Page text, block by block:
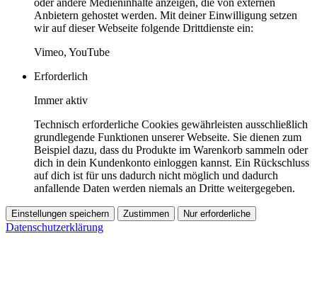
oder andere Medieninhalte anzeigen, die von externen
Anbietern gehostet werden. Mit deiner Einwilligung setzen
wir auf dieser Webseite folgende Drittdienste ein:
Vimeo, YouTube
Erforderlich
Immer aktiv
Technisch erforderliche Cookies gewährleisten ausschließlich
grundlegende Funktionen unserer Webseite. Sie dienen zum
Beispiel dazu, dass du Produkte im Warenkorb sammeln oder
dich in dein Kundenkonto einloggen kannst. Ein Rückschluss
auf dich ist für uns dadurch nicht möglich und dadurch
anfallende Daten werden niemals an Dritte weitergegeben.
Einstellungen speichern Zustimmen Nur erforderliche
Datenschutzerklärung